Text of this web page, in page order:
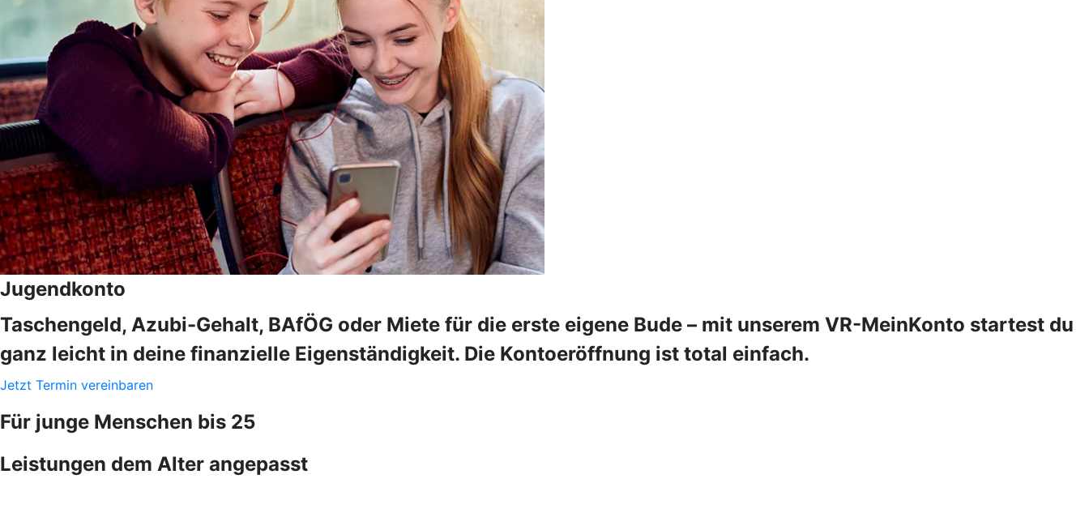
Jugendkonto
Taschengeld, Azubi-Gehalt, BAfÖG oder Miete für die erste eigene Bude – mit unserem VR-MeinKonto startest du
ganz leicht in deine finanzielle Eigenständigkeit. Die Kontoeröffnung ist total einfach.
Jetzt Termin vereinbaren
Für junge Menschen bis 25
Leistungen dem Alter angepasst